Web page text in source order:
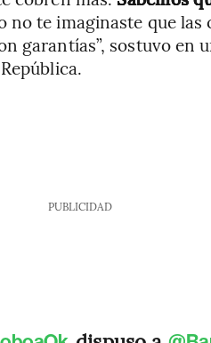
no te imaginaste que las
garantías”, sostuvo en
PUBLICIDAD